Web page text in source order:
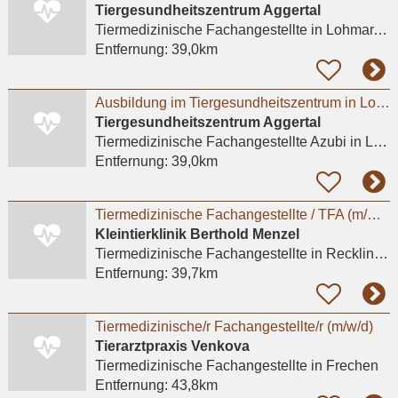
Tiergesundheitszentrum Aggertal
Tiermedizinische Fachangestelltein Lohmar, Wahlscheid
Entfernung: 39,0km
Ausbildung im Tiergesundheitszentrum in Lohmar m/w/d
Tiergesundheitszentrum Aggertal
Tiermedizinische Fachangestellte Azubi in Lohmar, Wahlscheid
Entfernung: 39,0km
Tiermedizinische Fachangestellte / TFA (m/w/d) für die Anmeldung - Recklinghausen
Kleintierklinik Berthold Menzel
Tiermedizinische Fachangestelltein Recklinghausen
Entfernung: 39,7km
Tiermedizinische/r Fachangestellte/r (m/w/d)
Tierarztpraxis Venkova
Tiermedizinische Fachangestelltein Frechen
Entfernung: 43,8km